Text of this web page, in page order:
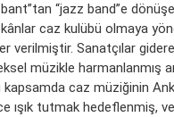
“jazz band”e
caz kulübü olmaya
verilmiştir. Sanatçılar
müzikle harmanlanmış
caz müziğinin
ışık tutmak hedeflenmiş,